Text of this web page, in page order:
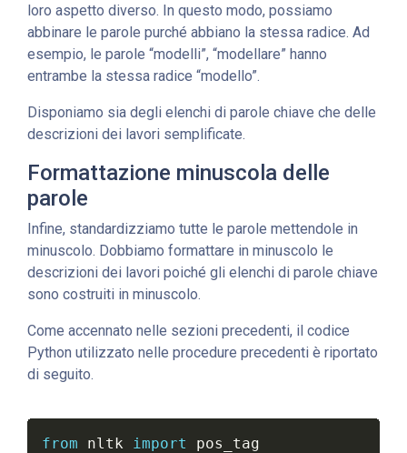
loro aspetto diverso. In questo modo, possiamo
abbinare le parole purché abbiano la stessa radice. Ad
esempio, le parole “modelli”, “modellare” hanno
entrambe la stessa radice “modello”.
Disponiamo sia degli elenchi di parole chiave che delle
descrizioni dei lavori semplificate.
Formattazione minuscola delle
parole
Infine, standardizziamo tutte le parole mettendole in
minuscolo. Dobbiamo formattare in minuscolo le
descrizioni dei lavori poiché gli elenchi di parole chiave
sono costruiti in minuscolo.
Come accennato nelle sezioni precedenti, il codice
Python utilizzato nelle procedure precedenti è riportato
di seguito.
from nltk import